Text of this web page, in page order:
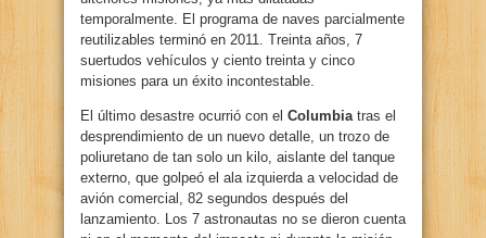
temporalmente. El programa de naves parcialmente
reutilizables terminó en 2011. Treinta años, 7
suertudos vehículos y ciento treinta y cinco
misiones para un éxito incontestable.
El último desastre ocurrió con el Columbia tras el
desprendimiento de un nuevo detalle, un trozo de
poliuretano de tan solo un kilo, aislante del tanque
externo, que golpeó el ala izquierda a velocidad de
avión comercial, 82 segundos después del
lanzamiento. Los 7 astronautas no se dieron cuenta